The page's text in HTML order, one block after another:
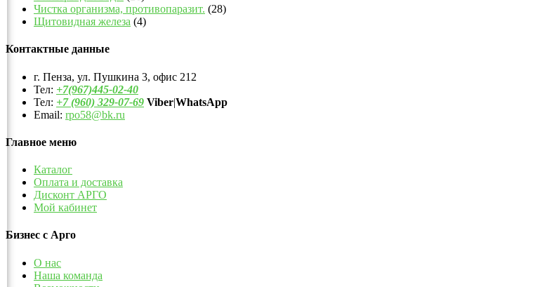
Чистка организма, противопаразит. (28)
Щитовидная железа (4)
Контактные данные
г. Пенза, ул. Пушкина 3, офис 212
Тел: +7(967)445-02-40
Тел: +7 (960) 329-07-69 Viber|WhatsApp
Email: rpo58@bk.ru
Главное меню
Каталог
Оплата и доставка
Дисконт АРГО
Мой кабинет
Бизнес с Арго
О нас
Наша команда